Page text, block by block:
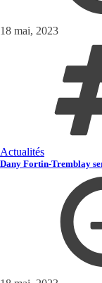
18 mai, 2023
Actualités
Dany Fortin-Tremblay